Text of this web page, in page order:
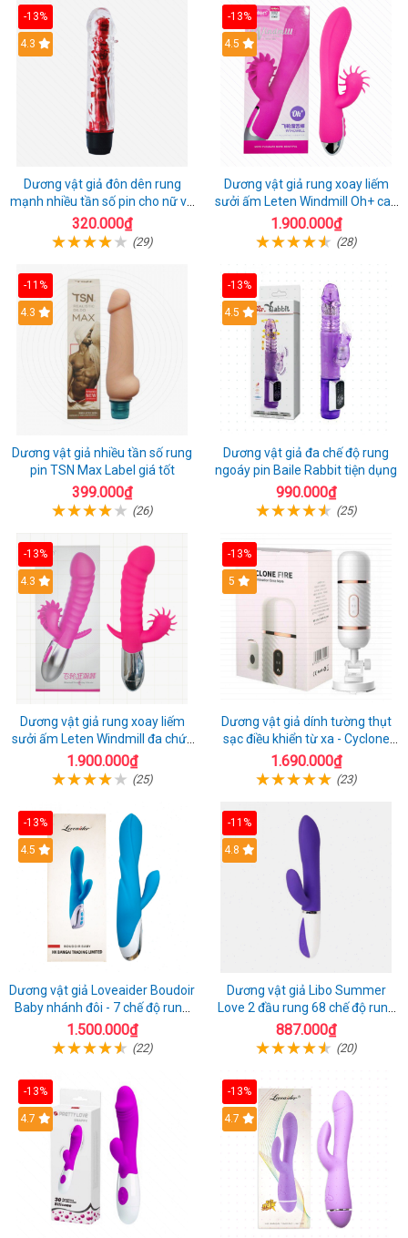
-13%
4.3
Dương vật giả đôn dên rung
mạnh nhiều tần số pin cho nữ và
cặp đôi
320.000₫
(29)
-13%
4.5
Dương vật giả rung xoay liếm
sưởi ấm Leten Windmill Oh+ cao
cấp
1.900.000₫
(28)
-11%
4.3
Dương vật giả nhiều tần số rung
pin TSN Max Label giá tốt
399.000₫
(26)
-13%
4.5
Dương vật giả đa chế độ rung
ngoáy pin Baile Rabbit tiện dụng
990.000₫
(25)
-13%
4.3
Dương vật giả rung xoay liếm
sưởi ấm Leten Windmill đa chức
năng
1.900.000₫
(25)
-13%
5
Dương vật giả dính tường thụt
sạc điều khiển từ xa - Cyclone
Fire
1.690.000₫
(23)
-13%
4.5
Dương vật giả Loveaider Boudoir
Baby nhánh đôi - 7 chế độ rung
sạc điện
1.500.000₫
(22)
-11%
4.8
Dương vật giả Libo Summer
Love 2 đầu rung 68 chế độ rung
sạc pin thỏa mãn
887.000₫
(20)
-13%
4.7
-13%
4.7